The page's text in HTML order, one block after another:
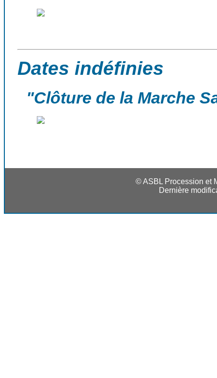
Dates indéfinies
"Clôture de la Marche
© ASBL Procession et
Dernière